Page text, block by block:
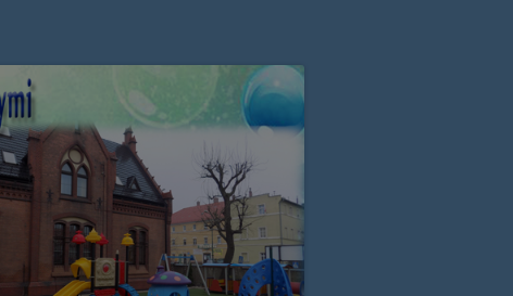
przez Zgromadzenie Sióstr